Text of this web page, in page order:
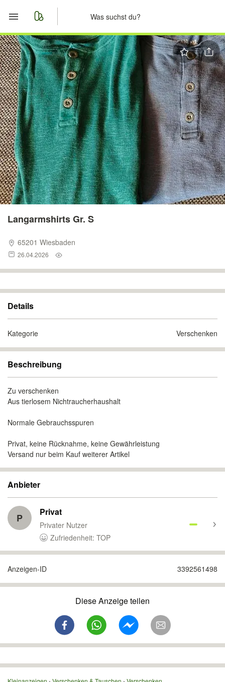
Start
Merkliste
Nachrichten
Anzeige aufgeben
Langarmshirts Gr. S
65201 Wiesbaden
26.04.2026
Details
Kategorie Verschenken
Beschreibung
Zu verschenken
Aus tierlosem Nichtraucherhaushalt
Normale Gebrauchsspuren
Privat, keine Rücknahme, keine Gewährleistung
Versand nur beim Kauf weiterer Artikel
Anbieter
P Privat
Privater Nutzer
Zufriedenheit: TOP
Anzeigen-ID 3392561498
Diese Anzeige teilen